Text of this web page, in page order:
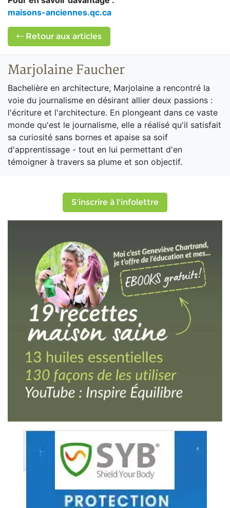
maisons-anciennes.qc.ca
Retour aux articles
Marjolaine Faucher
Bachelière en architecture, Marjolaine a rencontré la
voie du journalisme en désirant allier deux passions :
l'écriture et l'architecture. En plongeant dans ce vaste
monde qu'est le journalisme, elle a réalisé qu'il satisfait
sa curiosité sans bornes et apaise sa soif
d'apprentissage - tout en lui permettant d'en
témoigner à travers sa plume et son objectif.
S'inscrire à l'infolettre